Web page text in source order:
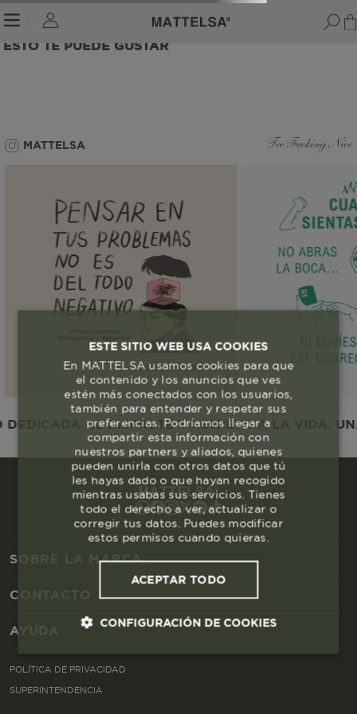
ESTO TE PUEDE GUSTAR
MATTELSA Too Fucking Nice
AL DISFRUTE Y RESPETO A LA VIDA.
SOBRE LA MARCA
CONTACTO
AYUDA
POLÍTICA DE PRIVACIDAD
SUPERINTENDENCIA
ESTE SITIO WEB USA COOKIES
En MATTELSA usamos cookies para que
el contenido y los anuncios que ves
estén más conectados con los usuarios,
también para entender y respetar sus
preferencias. Podríamos llegar a
compartir esta información con
nuestros partners y aliados, quienes
pueden unirla con otros datos que tú
les hayas dado o que hayan recogido
mientras usabas sus servicios. Tienes
todo el derecho a ver, actualizar o
corregir tus datos. Puedes modificar
estos permisos cuando quieras.
ACEPTAR TODO
CONFIGURACIÓN DE COOKIES
Cookies esenciales y necesarias